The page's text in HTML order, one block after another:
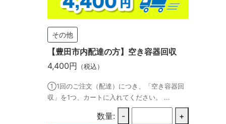
その他
【豊田市内配達の方】空き容器回収
4,400円 （税込）
①1回のご注文（配達）につき、「空き容器回
収」を1つ、カートに入れてください。 ...
数量: - +